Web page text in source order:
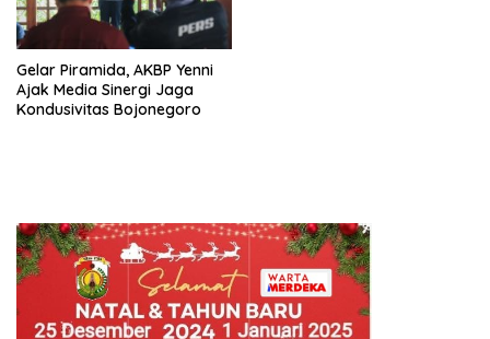
Gelar Piramida, AKBP Yenni
Ajak Media Sinergi Jaga
Kondusivitas Bojonegoro